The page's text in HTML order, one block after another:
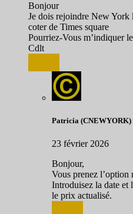
Bonjour
Je dois rejoindre New York
coter de Times square
Pourriez-Vous m’indiquer
Cdlt
Patricia (CNEWYORK)
23 février 2026
Bonjour,
Vous prenez l’option
Introduisez la date et
le prix actualisé.